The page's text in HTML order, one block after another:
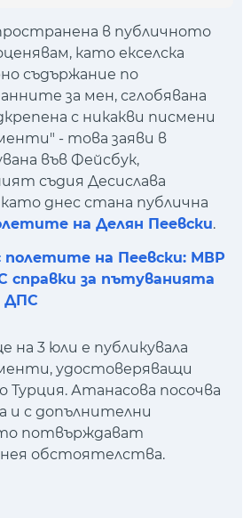
в публичното
като екселска
съдържание по
за мен, сглобявана
с никакви писмени
- това заяви в
във Фейсбук,
съдия Десислава
днес стана публична
на Делян Пеевски.
полетите на Пеевски: МВР
справки за пътуванията
ДПС
на 3 юли е публикувала
удостоверяващи
Атанасова посочва
и с допълнителни
потвърждават
обстоятелства.